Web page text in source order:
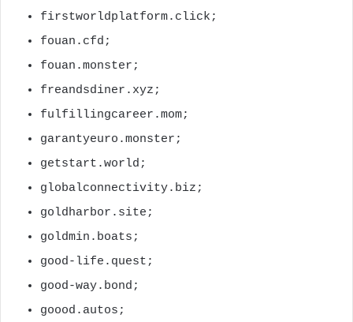
firstworldplatform.click;
fouan.cfd;
fouan.monster;
freandsdiner.xyz;
fulfillingcareer.mom;
garantyeuro.monster;
getstart.world;
globalconnectivity.biz;
goldharbor.site;
goldmin.boats;
good-life.quest;
good-way.bond;
goood.autos;